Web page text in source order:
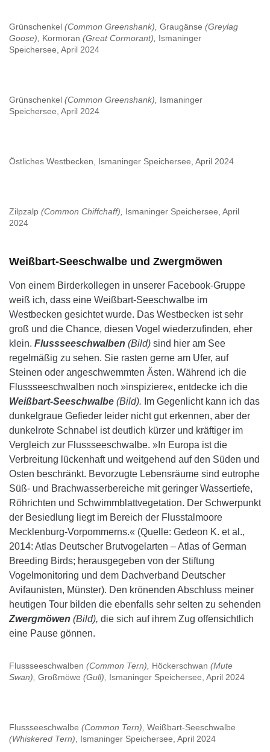
Grünschenkel (Common Greenshank), Graugänse (Greylag
Goose),
Kormoran (Great Cormorant),
Ismaninger
Speichersee, April 2024
Grünschenkel (Common Greenshank),
Ismaninger
Speichersee, April 2024
Östliches Westbecken, Ismaninger Speichersee, April 2024
Zilpzalp (Common Chiffchaff),
Ismaninger Speichersee, April
2024
Weißbart-Seeschwalbe und Zwergmöwen
Von einem Birderkollegen in unserer Facebook-Gruppe
weiß ich, dass eine Weißbart-Seeschwalbe im
Westbecken gesichtet wurde. Das Westbecken ist sehr
groß und die Chance, diesen Vogel wiederzufinden, eher
klein. Flussseeschwalben (Bild) sind hier am See
regelmäßig zu sehen. Sie rasten gerne am Ufer, auf
Steinen oder angeschwemmten Ästen. Während ich die
Flussseeschwalben noch »inspiziere«, entdecke ich die
Weißbart-Seeschwalbe (Bild). Im Gegenlicht kann ich das
dunkelgraue Gefieder leider nicht gut erkennen, aber der
dunkelrote Schnabel ist deutlich kürzer und kräftiger im
Vergleich zur Flussseeschwalbe. »In Europa ist die
Verbreitung lückenhaft und weitgehend auf den Süden und
Osten beschränkt. Bevorzugte Lebensräume sind eutrophe
Süß- und Brachwasserbereiche mit geringer Wassertiefe,
Röhrichten und Schwimmblattvegetation. Der Schwerpunkt
der Besiedlung liegt im Bereich der Flusstalmoore
Mecklenburg-Vorpommerns.« (Quelle: Gedeon K. et al.,
2014: Atlas Deutscher Brutvogelarten – Atlas of German
Breeding Birds; herausgegeben von der Stiftung
Vogelmonitoring und dem Dachverband Deutscher
Avifaunisten, Münster). Den krönenden Abschluss meiner
heutigen Tour bilden die ebenfalls sehr selten zu sehenden
Zwergmöwen (Bild), die sich auf ihrem Zug offensichtlich
eine Pause gönnen.
Flussseeschwalben (Common Tern), Höckerschwan (Mute
Swan), Großmöwe (Gull), Ismaninger Speichersee, April 2024
Flussseeschwalbe (Common Tern), Weißbart-Seeschwalbe
(Whiskered Tern) , Ismaninger Speichersee, April 2024